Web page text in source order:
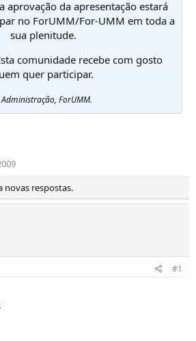
aprovação da apresentação estará
no ForUMM/For-UMM em toda a
sua plenitude.
comunidade recebe com gosto
quer participar.
Administração, ForUMM.
novas respostas.
#1